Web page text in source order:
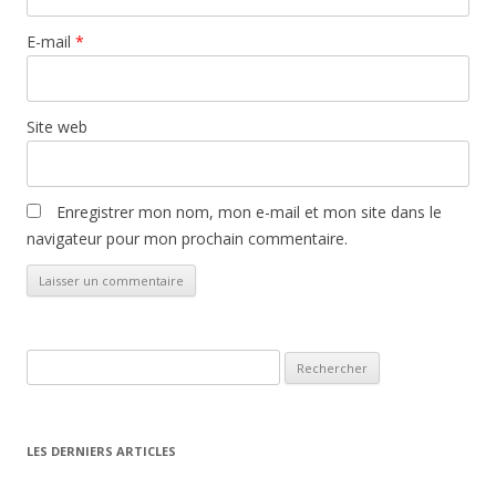
E-mail *
Site web
Enregistrer mon nom, mon e-mail et mon site dans le
navigateur pour mon prochain commentaire.
LES DERNIERS ARTICLES